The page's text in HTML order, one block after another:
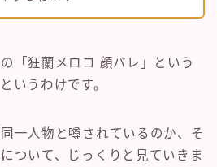
「狂蘭メロコ 顔バレ」という
いうわけです。
一人物と噂されているのか、そ
ついて、じっくりと見ていきま